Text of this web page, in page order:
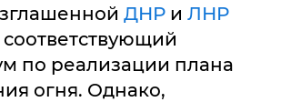
ДНР и ЛНР
по реализации плана
огня. Однако,